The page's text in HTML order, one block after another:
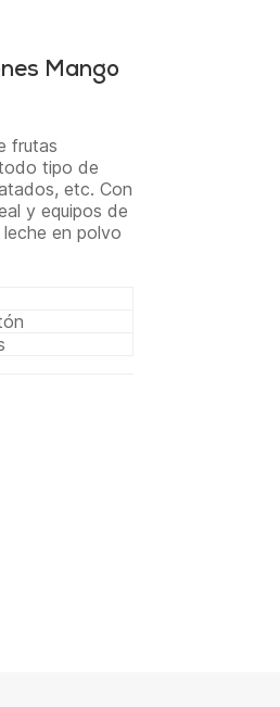
Mango
frutas
tipo de
etc. Con
y equipos de
en polvo